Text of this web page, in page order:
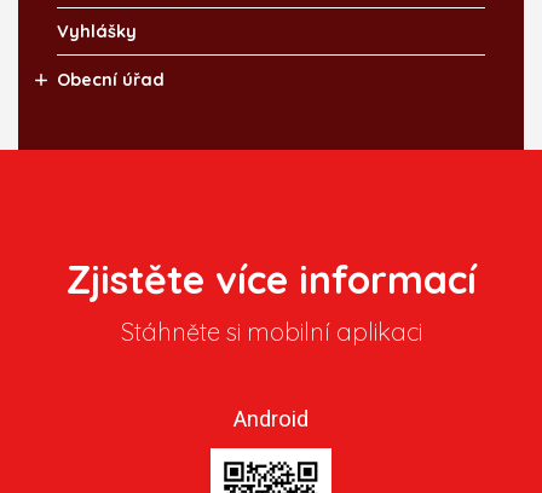
Vyhlášky
Obecní úřad
Zjistěte více informací
Stáhněte si mobilní aplikaci
Android